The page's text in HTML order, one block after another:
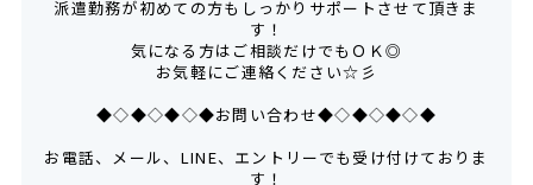
派遣勤務が初めての方もしっかりサポートさせて頂きま
す！
気になる方はご相談だけでもＯＫ◎
お気軽にご連絡ください☆彡
◆◇◆◇◆◇◆お問い合わせ◆◇◆◇◆◇◆
お電話、メール、LINE、エントリーでも受け付けておりま
す！